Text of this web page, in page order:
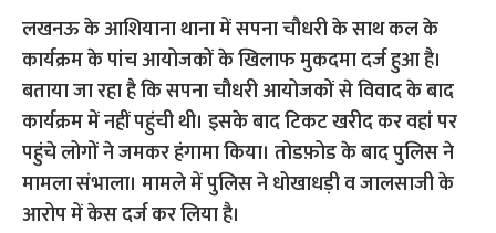
लखनऊ के आशियाना थाना में सपना चौधरी के साथ कल के
कार्यक्रम के पांच आयोजकों के खिलाफ मुकदमा दर्ज हुआ है।
बताया जा रहा है कि सपना चौधरी आयोजकों से विवाद के बाद
कार्यक्रम में नहीं पहुंची थी। इसके बाद टिकट खरीद कर वहां पर
पहुंचे लोगों ने जमकर हंगामा किया। तोडफ़ोड के बाद पुलिस ने
मामला संभाला। मामले में पुलिस ने धोखाधड़ी व जालसाजी के
आरोप में केस दर्ज कर लिया है।